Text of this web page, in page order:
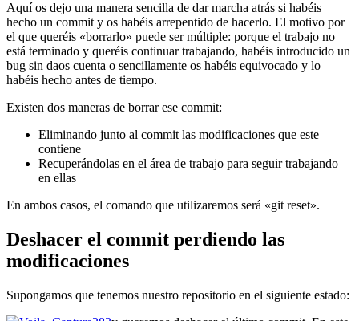
Aquí os dejo una manera sencilla de dar marcha atrás si habéis
hecho un commit y os habéis arrepentido de hacerlo. El motivo por
el que queréis «borrarlo» puede ser múltiple: porque el trabajo no
está terminado y queréis continuar trabajando, habéis introducido un
bug sin daos cuenta o sencillamente os habéis equivocado y lo
habéis hecho antes de tiempo.
Existen dos maneras de borrar ese commit:
Eliminando junto al commit las modificaciones que este
contiene
Recuperándolas en el área de trabajo para seguir trabajando
en ellas
En ambos casos, el comando que utilizaremos será «git reset».
Deshacer el commit perdiendo las
modificaciones
Supongamos que tenemos nuestro repositorio en el siguiente estado: